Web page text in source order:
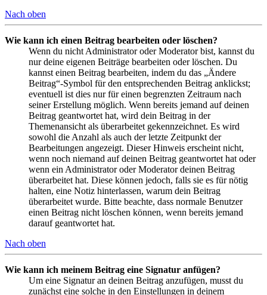
Nach oben
Wie kann ich einen Beitrag bearbeiten oder löschen?
Wenn du nicht Administrator oder Moderator bist, kannst du
nur deine eigenen Beiträge bearbeiten oder löschen. Du
kannst einen Beitrag bearbeiten, indem du das „Ändere
Beitrag“-Symbol für den entsprechenden Beitrag anklickst;
eventuell ist dies nur für einen begrenzten Zeitraum nach
seiner Erstellung möglich. Wenn bereits jemand auf deinen
Beitrag geantwortet hat, wird dein Beitrag in der
Themenansicht als überarbeitet gekennzeichnet. Es wird
sowohl die Anzahl als auch der letzte Zeitpunkt der
Bearbeitungen angezeigt. Dieser Hinweis erscheint nicht,
wenn noch niemand auf deinen Beitrag geantwortet hat oder
wenn ein Administrator oder Moderator deinen Beitrag
überarbeitet hat. Diese können jedoch, falls sie es für nötig
halten, eine Notiz hinterlassen, warum dein Beitrag
überarbeitet wurde. Bitte beachte, dass normale Benutzer
einen Beitrag nicht löschen können, wenn bereits jemand
darauf geantwortet hat.
Nach oben
Wie kann ich meinem Beitrag eine Signatur anfügen?
Um eine Signatur an deinen Beitrag anzufügen, musst du
zunächst eine solche in den Einstellungen in deinem